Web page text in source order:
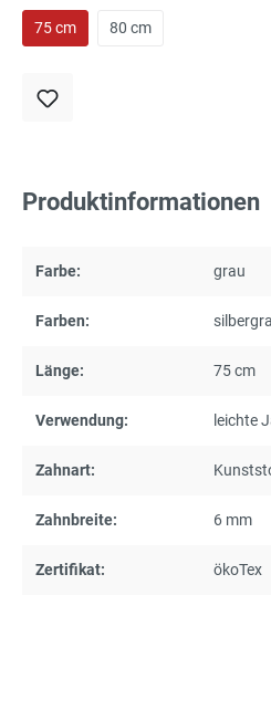
75 cm 80 cm
Produktinformationen
Farbe: grau
Farben:
Länge: 75 cm
Verwendung: leichte
Zahnart:
Zahnbreite: 6 mm
Zertifikat: ökoTex